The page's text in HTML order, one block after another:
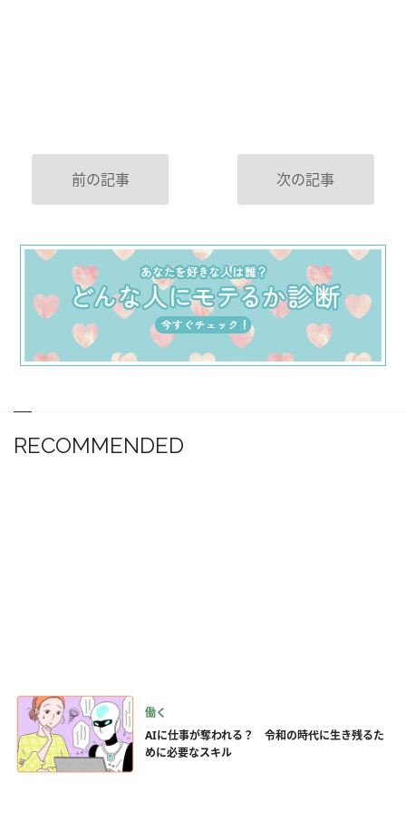
前の記事 次の記事
RECOMMENDED
働く
AIに仕事が奪われる？ 令和の時代に生き残るた
めに必要なスキル